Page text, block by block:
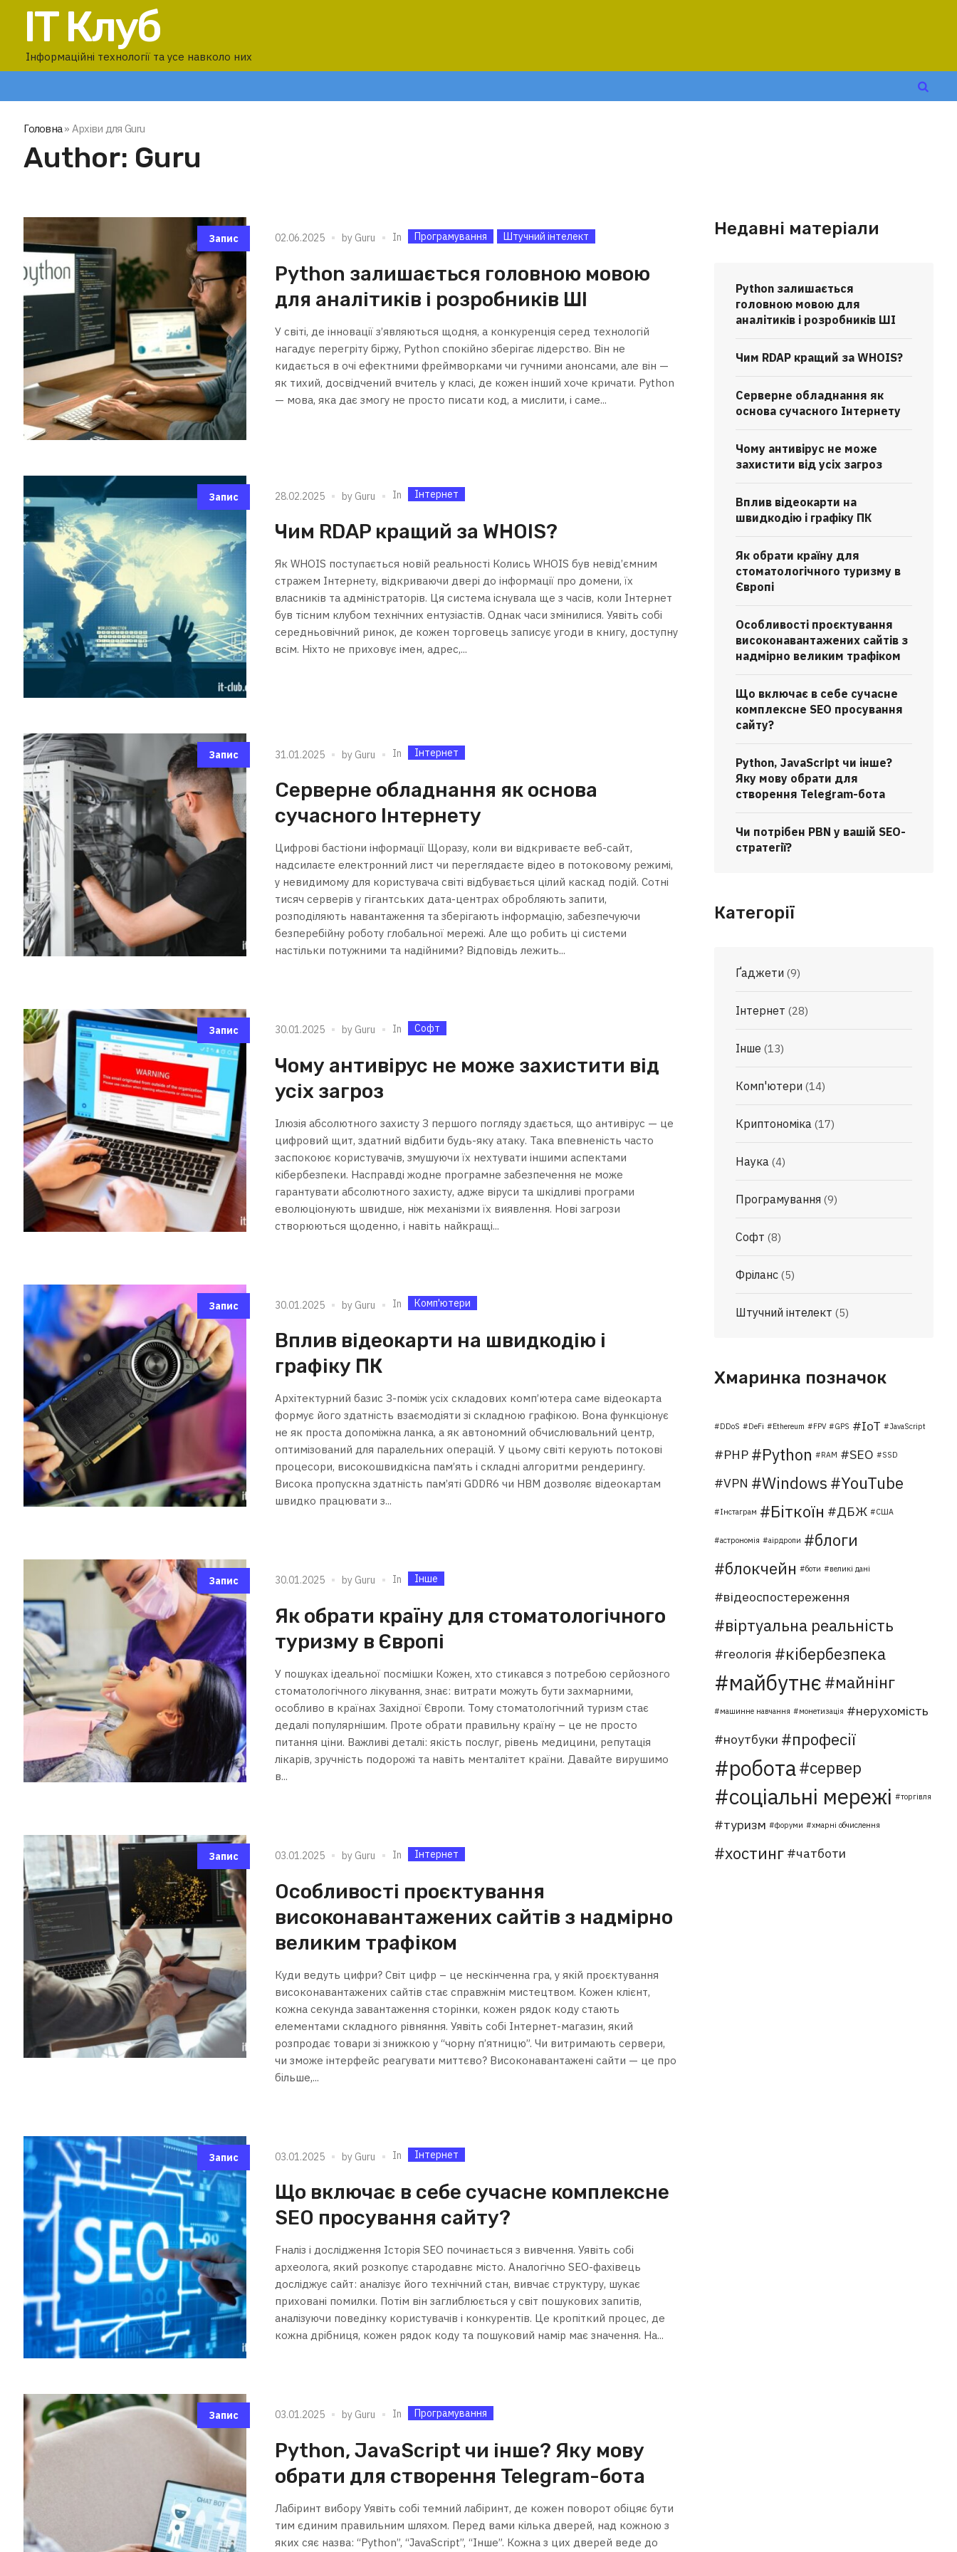
IT Клуб
Інформаційні технології та усе навколо них
Головна» Архіви для Guru
Author: Guru
Запис 02.06.2025 by Guru In Програмування Штучний інтелект
Python залишається головною мовою
для аналітиків і розробників ШІ
У світі, де інновації з’являються щодня, а конкуренція серед технологій
нагадує перегріту біржу, Python спокійно зберігає лідерство. Він не
кидається в очі ефектними фреймворками чи гучними анонсами, але він —
як тихий, досвідчений вчитель у класі, де кожен інший хоче кричати. Python
— мова, яка дає змогу не просто писати код, а мислити, і саме...
Запис 28.02.2025 by Guru In Інтернет
Чим RDAP кращий за WHOIS?
Як WHOIS поступається новій реальності Колись WHOIS був невід’ємним
стражем Інтернету, відкриваючи двері до інформації про домени, їх
власників та адміністраторів. Ця система існувала ще з часів, коли Інтернет
був тісним клубом технічних ентузіастів. Однак часи змінилися. Уявіть собі
середньовічний ринок, де кожен торговець записує угоди в книгу, доступну
всім. Ніхто не приховує імен, адрес,...
Запис 31.01.2025 by Guru In Інтернет
Серверне обладнання як основа
сучасного Інтернету
Цифрові бастіони інформації Щоразу, коли ви відкриваєте веб-сайт,
надсилаєте електронний лист чи переглядаєте відео в потоковому режимі,
у невидимому для користувача світі відбувається цілий каскад подій. Сотні
тисяч серверів у гігантських дата-центрах обробляють запити,
розподіляють навантаження та зберігають інформацію, забезпечуючи
безперебійну роботу глобальної мережі. Але що робить ці системи
настільки потужними та надійними? Відповідь лежить...
Запис 30.01.2025 by Guru In Софт
Чому антивірус не може захистити від
усіх загроз
Ілюзія абсолютного захисту З першого погляду здається, що антивірус — це
цифровий щит, здатний відбити будь-яку атаку. Така впевненість часто
заспокоює користувачів, змушуючи їх нехтувати іншими аспектами
кібербезпеки. Насправді жодне програмне забезпечення не може
гарантувати абсолютного захисту, адже віруси та шкідливі програми
еволюціонують швидше, ніж механізми їх виявлення. Нові загрози
створюються щоденно, і навіть найкращі...
Запис 30.01.2025 by Guru In Комп'ютери
Вплив відеокарти на швидкодію і
графіку ПК
Архітектурний базис З-поміж усіх складових комп’ютера саме відеокарта
формує його здатність взаємодіяти зі складною графікою. Вона функціонує
не як проста допоміжна ланка, а як автономний обчислювальний центр,
оптимізований для паралельних операцій. У цьому світі керують потокові
процесори, високошвидкісна пам’ять і складні алгоритми рендерингу.
Висока пропускна здатність пам’яті GDDR6 чи HBM дозволяє відеокартам
швидко працювати з...
Запис 30.01.2025 by Guru In Інше
Як обрати країну для стоматологічного
туризму в Європі
У пошуках ідеальної посмішки Кожен, хто стикався з потребою серйозного
стоматологічного лікування, знає: витрати можуть бути захмарними,
особливо в країнах Західної Європи. Тому стоматологічний туризм стає
дедалі популярнішим. Проте обрати правильну країну – це не просто
питання ціни. Важливі деталі: якість послуг, рівень медицини, репутація
лікарів, зручність подорожі та навіть менталітет країни. Давайте вирушимо
в...
Запис 03.01.2025 by Guru In Інтернет
Особливості проєктування
високонавантажених сайтів з надмірно
великим трафіком
Куди ведуть цифри? Світ цифр – це нескінченна гра, у якій проєктування
високонавантажених сайтів стає справжнім мистецтвом. Кожен клієнт,
кожна секунда завантаження сторінки, кожен рядок коду стають
елементами складного рівняння. Уявіть собі Інтернет-магазин, який
розпродає товари зі знижкою у “чорну п’ятницю”. Чи витримають сервери,
чи зможе інтерфейс реагувати миттєво? Високонавантажені сайти — це про
більше,...
Запис 03.01.2025 by Guru In Інтернет
Що включає в себе сучасне комплексне
SEO просування сайту?
Fналіз і дослідження Історія SEO починається з вивчення. Уявіть собі
археолога, який розкопує стародавнє місто. Аналогічно SEO-фахівець
досліджує сайт: аналізує його технічний стан, вивчає структуру, шукає
приховані помилки. Потім він заглиблюється у світ пошукових запитів,
аналізуючи поведінку користувачів і конкурентів. Це кропіткий процес, де
кожна дрібниця, кожен рядок коду та пошуковий намір має значення. На...
Запис 03.01.2025 by Guru In Програмування
Python, JavaScript чи інше? Яку мову
обрати для створення Telegram-бота
Лабіринт вибору Уявіть собі темний лабіринт, де кожен поворот обіцяє бути
тим єдиним правильним шляхом. Перед вами кілька дверей, над кожною з
яких сяє назва: “Python”, “JavaScript”, “Інше”. Кожна з цих дверей веде до
Недавні матеріали
Python залишається
головною мовою для
аналітиків і розробників ШІ
Чим RDAP кращий за WHOIS?
Серверне обладнання як
основа сучасного Інтернету
Чому антивірус не може
захистити від усіх загроз
Вплив відеокарти на
швидкодію і графіку ПК
Як обрати країну для
стоматологічного туризму в
Європі
Особливості проєктування
високонавантажених сайтів з
надмірно великим трафіком
Що включає в себе сучасне
комплексне SEO просування
сайту?
Python, JavaScript чи інше?
Яку мову обрати для
створення Telegram-бота
Чи потрібен PBN у вашій SEO-
стратегії?
Категорії
Ґаджети (9)
Інтернет (28)
Інше (13)
Комп'ютери (14)
Криптономіка(17)
Наука(4)
Програмування (9)
Софт (8)
Фріланс(5)
Штучний інтелект (5)
Хмаринка позначок
DDoS DeFi Ethereum FPV GPS IoT JavaScript
PHP Python RAM SEO SSD
VPN Windows YouTube
Інстаграм Біткоїн ДБЖ США
астрономія аірдропи
блоги
блокчейн
боти великі дані
відеоспостереження
віртуальна реальність
геологія кібербезпека
майбутнє майнінг
машинне навчання монетизація
нерухомість
ноутбуки
професії
робота сервер
соціальні мережі торгівля
туризм форуми хмарні обчислення
хостинг чатботи